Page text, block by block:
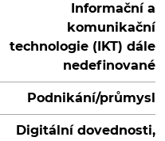
Informační a
komunikační
technologie (IKT) dále
nedefinované
Podnikání/průmysl
Digitální dovednosti,